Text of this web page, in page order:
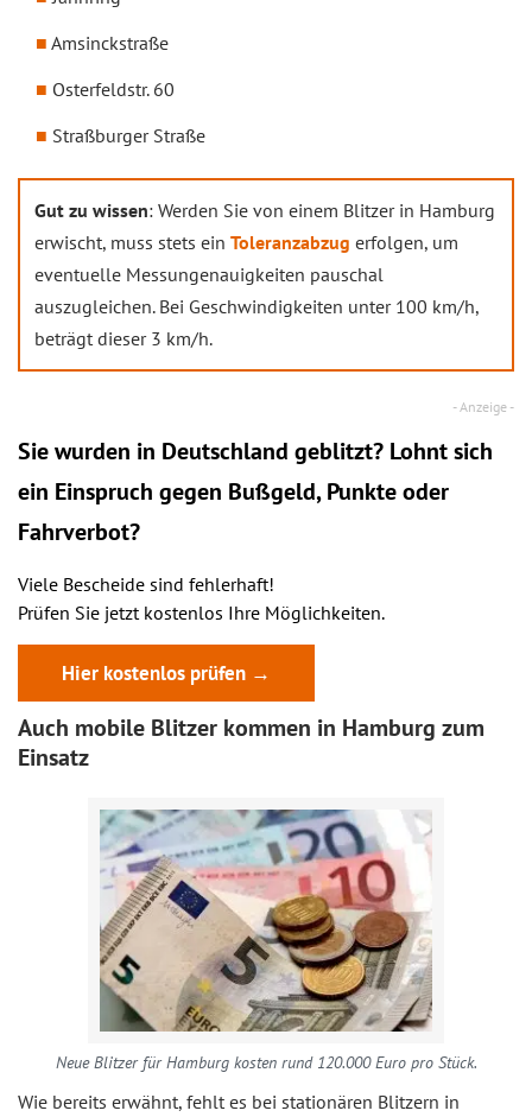
Amsinckstraße
Osterfeldstr. 60
Straßburger Straße
Gut zu wissen: Werden Sie von einem Blitzer in Hamburg
erwischt, muss stets ein Toleranzabzug erfolgen, um
eventuelle Messungenauigkeiten pauschal
auszugleichen. Bei Geschwindigkeiten unter 100 km/h,
beträgt dieser 3 km/h.
Sie wurden in Deutschland geblitzt? Lohnt sich
ein Einspruch gegen Bußgeld, Punkte oder
Fahrverbot?
Viele Bescheide sind fehlerhaft!
Prüfen Sie jetzt kostenlos Ihre Möglichkeiten.
Hier kostenlos prüfen →
Auch mobile Blitzer kommen in Hamburg zum
Einsatz
Neue Blitzer für Hamburg kosten rund 120.000 Euro pro Stück.
Wie bereits erwähnt, fehlt es bei stationären Blitzern in